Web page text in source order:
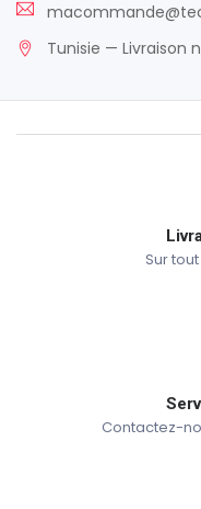
Tunisie — Livraison
Sur
Contactez-